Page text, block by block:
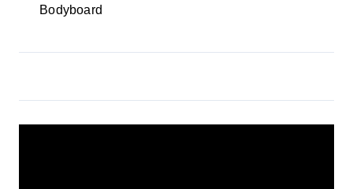
Bodyboard